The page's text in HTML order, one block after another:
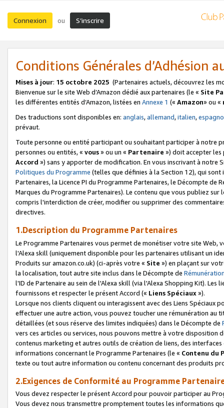
Connexion ou S’inscrire
Conditions Générales d’Adhésion
Mises à jour: 15 octobre 2025 (Partenaires actuels, découvrez les
Bienvenue sur le site Web d’Amazon dédié aux partenaires (le « Site
les différentes entités d’Amazon, listées en Annexe 1 (« Amazon» ou «
Des traductions sont disponibles en: anglais,allemand,italien,
prévaut.
Toute personne ou entité participant ou souhaitant participer à notre
personnes ou entités, « vous» ou un « Partenaire ») doit accepter les
Accord ») sans y apporter de modification. En vous inscrivant à notre
Politiques du Programme (telles que définies à la Section 12), qui
Partenaires, la Licence PI du Programme Partenaires, le Décompte de
Marques du Programme Partenaires). Le contenu que vous publiez
compris l'interdiction de créer, modifier ou supprimer des
directives.
1.Description du Programme Partenaires
Le Programme Partenaires vous permet de monétiser votre site Web,
l'Alexa skill (uniquement disponible pour les partenaires utilisant un
Produits sur amazon.co.uk) (ci-après votre « Site ») en plaçant sur
la localisation, tout autre site inclus dans le Décompte de
l'ID de Partenaire au sein de l'Alexa skill (via l'Alexa Shopping Kit).
fournissons et respecter le présent Accord (« Liens Spéciaux»).
Lorsque nos clients cliquent ou interagissent avec des Liens Spéciaux
effectuer une autre action, vous pouvez toucher une rémunération
détaillées (et sous réserve des limites indiquées) dans le Décompte de
vers ces articles ou services, nous pouvons mettre à votre disposition
contenus marketing et autres outils de création de liens, des
informations concernant le Programme Partenaires (le « Contenu du
texte ou tout autre information ou contenu concernant des produits
2.Exigences de Conformité au Programme
Vous devez respecter le présent Accord pour pouvoir participer au
Vous devez nous transmettre promptement toutes les informations